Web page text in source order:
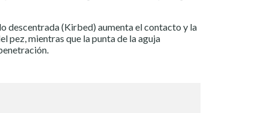
descentrada (Kirbed) aumenta el contacto y la
pez, mientras que la punta de la aguja